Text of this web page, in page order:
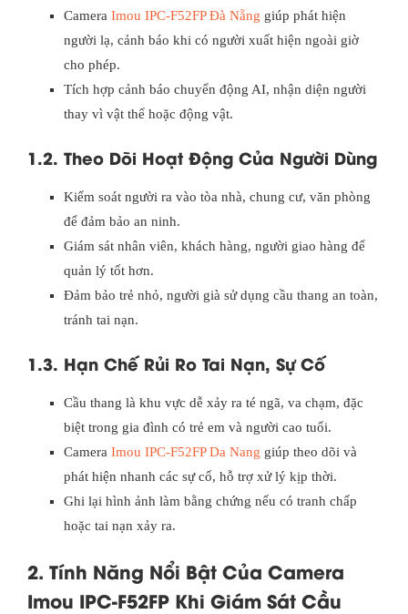
Camera Imou IPC-F52FP Đà Nẵng giúp phát hiện
người lạ, cảnh báo khi có người xuất hiện ngoài giờ
cho phép.
Tích hợp cảnh báo chuyển động AI, nhận diện người
thay vì vật thể hoặc động vật.
1.2. Theo Dõi Hoạt Động Của Người Dùng
Kiểm soát người ra vào tòa nhà, chung cư, văn phòng
để đảm bảo an ninh.
Giám sát nhân viên, khách hàng, người giao hàng để
quản lý tốt hơn.
Đảm bảo trẻ nhỏ, người già sử dụng cầu thang an toàn,
tránh tai nạn.
1.3. Hạn Chế Rủi Ro Tai Nạn, Sự Cố
Cầu thang là khu vực dễ xảy ra té ngã, va chạm, đặc
biệt trong gia đình có trẻ em và người cao tuổi.
Camera Imou IPC-F52FP Da Nang giúp theo dõi và
phát hiện nhanh các sự cố, hỗ trợ xử lý kịp thời.
Ghi lại hình ảnh làm bằng chứng nếu có tranh chấp
hoặc tai nạn xảy ra.
2. Tính Năng Nổi Bật Của Camera
Imou IPC-F52FP Khi Giám Sát Cầu